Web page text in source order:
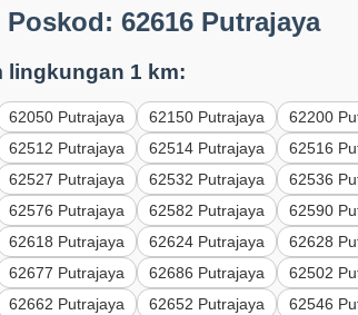
62616 Putrajaya
lingkungan 1 km:
62050 Putrajaya 62150 Putrajaya 62200
62512 Putrajaya 62514 Putrajaya 62516
62527 Putrajaya 62532 Putrajaya 62536
62576 Putrajaya 62582 Putrajaya 62590
62618 Putrajaya 62624 Putrajaya 62628
62677 Putrajaya 62686 Putrajaya 62502
62662 Putrajaya 62652 Putrajaya 62546